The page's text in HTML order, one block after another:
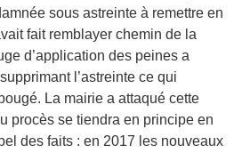
sous astreinte à remettre en
fait remblayer chemin de la
d’application des peines a
l’astreinte ce qui
La mairie a attaqué cette
procès se tiendra en principe en
des faits : en 2017 les nouveaux